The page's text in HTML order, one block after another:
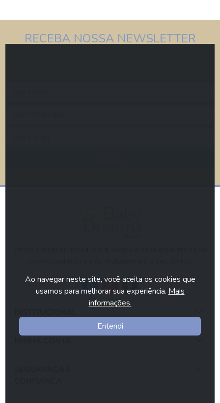
RECEBA NOSSA NEWSLETTER
Ao navegar neste site, você aceita os cookies que
usamos para melhorar sua experiência.Mais
informações.
Entendi